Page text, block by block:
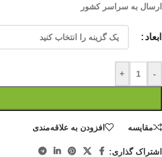
ارسال به سراسر کشور
ابعاد
-
+
مقایسه افزودن به علاقه‌مندی
اشتراک گذاری: